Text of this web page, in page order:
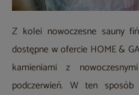
Z kolei nowoczesne sauny
dostępne w ofercie HOME &
kamieniami z
podczerwień. W ten